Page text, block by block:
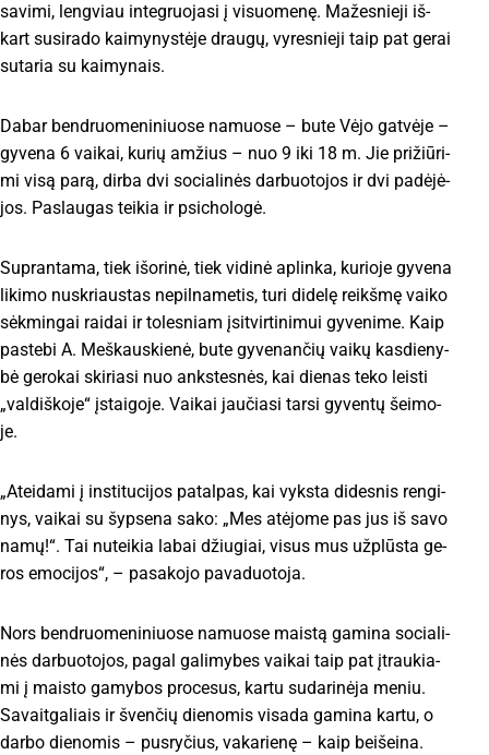
sa­vi­mi, leng­viau in­teg­ruo­ja­si į vi­suo­me­nę. Ma­žes­nie­ji iš­
kart su­si­ra­do kai­my­nys­tė­je drau­gų, vy­res­nie­ji taip pat ge­rai
su­ta­ria su kai­my­nais.
Da­bar ben­druo­me­ni­niuo­se na­muo­se – bu­te Vė­jo gat­vė­je –
gy­ve­na 6 vai­kai, ku­rių am­žius – nuo 9 iki 18 m. Jie pri­žiū­ri­
mi vi­są pa­rą, dir­ba dvi so­cia­li­nės dar­buo­to­jos ir dvi pa­dė­jė­
jos. Pa­slau­gas tei­kia ir psi­cho­lo­gė.
Su­pran­ta­ma, tiek iš­ori­nė, tiek vi­di­nė ap­lin­ka, ku­rio­je gy­ve­na
li­ki­mo nu­skriaus­tas ne­pil­na­me­tis, tu­ri di­de­lę reikš­mę vai­ko
sėk­min­gai rai­dai ir to­les­niam įsi­tvir­ti­ni­mui gy­ve­ni­me. Kaip
pa­ste­bi A. Meš­kaus­kie­nė, bu­te gy­ve­nan­čių vai­kų kas­die­ny­
bė ge­ro­kai ski­ria­si nuo anks­tes­nės, kai die­nas te­ko leis­ti
„val­diš­ko­je“ įstai­go­je. Vai­kai jau­čia­si tar­si gy­ven­tų šei­mo­
je.
„At­ei­da­mi į ins­ti­tu­ci­jos pa­tal­pas, kai vyks­ta di­des­nis ren­gi­
nys, vai­kai su šyp­se­na sa­ko: „Mes at­ėjo­me pas jus iš sa­vo
na­mų!“. Tai nu­tei­kia la­bai džiu­giai, vi­sus mus už­plūs­ta ge­
ros emo­ci­jos“, – pa­sa­ko­jo pa­va­duo­to­ja.
Nors ben­druo­me­ni­niuo­se na­muo­se mais­tą ga­mi­na so­cia­li­
nės dar­buo­to­jos, pa­gal ga­li­my­bes vai­kai taip pat įtrau­kia­
mi į mais­to ga­my­bos pro­ce­sus, kar­tu su­da­ri­nė­ja me­niu.
Sa­vait­ga­liais ir šven­čių die­no­mis vi­sa­da ga­mi­na kar­tu, o
dar­bo die­no­mis – pus­ry­čius, va­ka­rie­nę – kaip bei­šei­na.